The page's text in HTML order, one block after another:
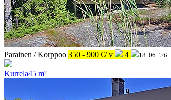
Parainen / Korppoo 350 - 900 €/ v 4 18. 06. '26
Kurrela45 m²